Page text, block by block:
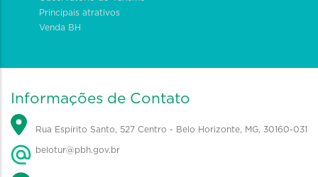
Principais atrativos
Venda BH
Informações de Contato
Rua Espírito Santo, 527 Centro - Belo Horizonte, MG, 30160-031
belotur@pbh.gov.br